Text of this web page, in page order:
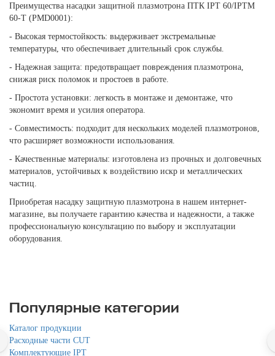
Преимущества насадки защитной плазмотрона ПТК IPT 60/IPTM
60-T (PMD0001):
- Высокая термостойкость: выдерживает экстремальные
температуры, что обеспечивает длительный срок службы.
- Надежная защита: предотвращает повреждения плазмотрона,
снижая риск поломок и простоев в работе.
- Простота установки: легкость в монтаже и демонтаже, что
экономит время и усилия оператора.
- Совместимость: подходит для нескольких моделей плазмотронов,
что расширяет возможности использования.
- Качественные материалы: изготовлена из прочных и долговечных
материалов, устойчивых к воздействию искр и металлических
частиц.
Приобретая насадку защитную плазмотрона в нашем интернет-
магазине, вы получаете гарантию качества и надежности, а также
профессиональную консультацию по выбору и эксплуатации
оборудования.
Популярные категории
Каталог продукции
Расходные части CUT
Комплектующие IPT